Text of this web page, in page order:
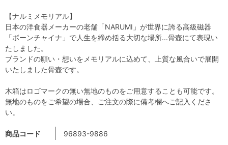
商品コード 96893-9886
【ナルミメモリアル】
日本の洋食器メーカーの老舗「NARUMI」が世界に誇る高級磁器
「ボーンチャイナ」で人生を締め括る大切な場所...骨壺にて表現い
たしました。
ブランドの願い・想いをメモリアルに込めて、上質な風合いで展開
いたしました骨壺です。
木箱はロゴマークの無い無地のものをご用意することも可能です。
無地のものをご希望の場合、ご注文の際に備考欄へご記入くださ
い。